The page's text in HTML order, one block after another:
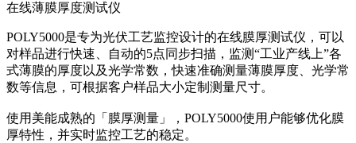
在线薄膜厚度测试仪
POLY5000是专为光伏工艺监控设计的在线膜厚测试仪，可以
对样品进行快速、自动的5点同步扫描，监测“工业产线上”各
式薄膜的厚度以及光学常数，快速准确测量薄膜厚度、光学常
数等信息，可根据客户样品大小定制测量尺寸。
使用美能成熟的「膜厚测量」，POLY5000使用户能够优化膜
厚特性，并实时监控工艺的稳定。